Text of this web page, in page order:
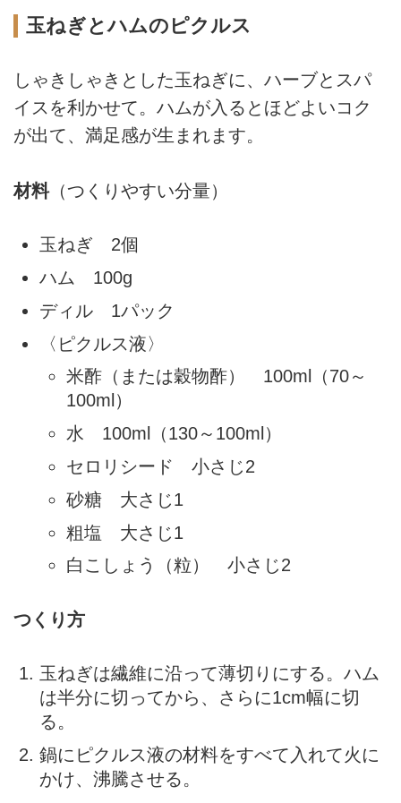
玉ねぎとハムのピクルス
しゃきしゃきとした玉ねぎに、ハーブとスパ
イスを利かせて。ハムが入るとほどよいコク
が出て、満足感が生まれます。
材料（つくりやすい分量）
玉ねぎ 2個
ハム 100g
ディル 1パック
〈ピクルス液〉
米酢（または穀物酢） 100ml（70～
100ml）
水 100ml（130～100ml）
セロリシード 小さじ2
砂糖 大さじ1
粗塩 大さじ1
白こしょう（粒） 小さじ2
つくり方
玉ねぎは繊維に沿って薄切りにする。ハム
は半分に切ってから、さらに1cm幅に切
る。
鍋にピクルス液の材料をすべて入れて火に
かけ、沸騰させる。